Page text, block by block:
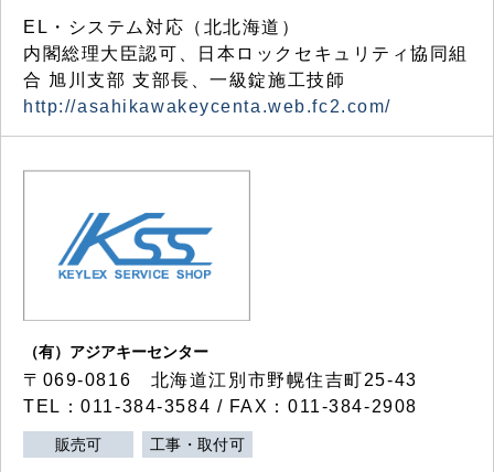
EL・システム対応（北北海道）
内閣総理大臣認可、日本ロックセキュリティ協同組
合 旭川支部 支部長、一級錠施工技師
http://asahikawakeycenta.web.fc2.com/
（有）アジアキーセンター
〒069-0816 北海道江別市野幌住吉町25-43
TEL：011-384-3584 / FAX：011-384-2908
販売可 工事・取付可